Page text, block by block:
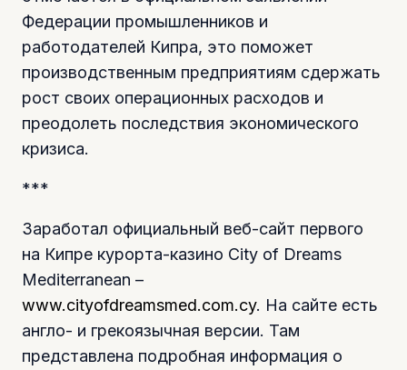
Федерации промышленников и
работодателей Кипра, это поможет
производственным предприятиям сдержать
рост своих операционных расходов и
преодолеть последствия экономического
кризиса.
***
Заработал официальный веб-сайт первого
на Кипре курорта-казино City of Dreams
Mediterranean –
www.cityofdreamsmed.com.cy. На сайте есть
англо- и грекоязычная версии. Там
представлена подробная информация о